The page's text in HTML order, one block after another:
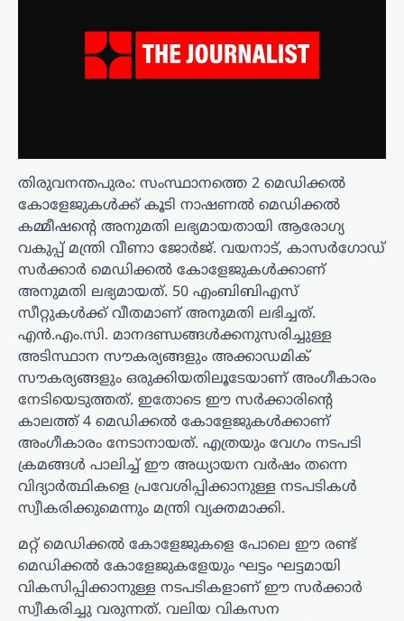
തിരുവനന്തപുരം: സംസ്ഥാനത്തെ 2 മെഡിക്കല്‍
കോളേജുകള്‍ക്ക് കൂടി നാഷണല്‍ മെഡിക്കല്‍
കമ്മീഷന്റെ അനുമതി ലഭ്യമായതായി ആരോഗ്യ
വകുപ്പ് മന്ത്രി വീണാ ജോര്‍ജ്. വയനാട്, കാസര്‍ഗോഡ്
സര്‍ക്കാര്‍ മെഡിക്കല്‍ കോളേജുകള്‍ക്കാണ്
അനുമതി ലഭ്യമായത്. 50 എംബിബിഎസ്
സീറ്റുകള്‍ക്ക് വീതമാണ് അനുമതി ലഭിച്ചത്.
എന്‍.എം.സി. മാനദണ്ഡങ്ങള്‍ക്കനുസരിച്ചുള്ള
അടിസ്ഥാന സൗകര്യങ്ങളും അക്കാഡമിക്
സൗകര്യങ്ങളും ഒരുക്കിയതിലൂടേയാണ് അംഗീകാരം
നേടിയെടുത്തത്. ഇതോടെ ഈ സര്‍ക്കാരിന്റെ
കാലത്ത് 4 മെഡിക്കല്‍ കോളേജുകള്‍ക്കാണ്
അംഗീകാരം നേടാനായത്. എത്രയും വേഗം നടപടി
ക്രമങ്ങള്‍ പാലിച്ച് ഈ അധ്യായന വര്‍ഷം തന്നെ
വിദ്യാര്‍ത്ഥികളെ പ്രവേശിപ്പിക്കാനുള്ള നടപടികള്‍
സ്വീകരിക്കുമെന്നും മന്ത്രി വ്യക്തമാക്കി.
മറ്റ് മെഡിക്കല്‍ കോളേജുകളെ പോലെ ഈ രണ്ട്
മെഡിക്കല്‍ കോളേജുകളേയും ഘട്ടം ഘട്ടമായി
വികസിപ്പിക്കാനുള്ള നടപടികളാണ് ഈ സര്‍ക്കാര്‍
സ്വീകരിച്ചു വരുന്നത്. വലിയ വികസന